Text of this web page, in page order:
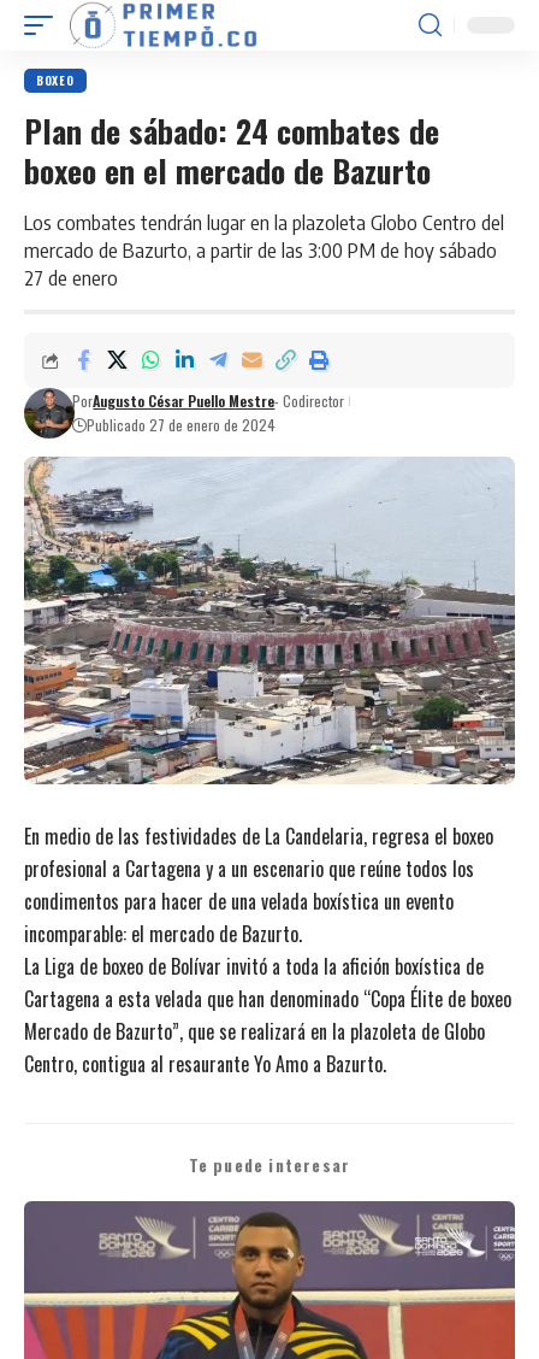
BOXEO
Plan de sábado: 24 combates de
boxeo en el mercado de Bazurto
Los combates tendrán lugar en la plazoleta Globo Centro del
mercado de Bazurto, a partir de las 3:00 PM de hoy sábado
27 de enero
PorAugusto César Puello Mestre- Codirector
Publicado 27 de enero de 2024
En medio de las festividades de La Candelaria, regresa el boxeo
profesional a Cartagena y a un escenario que reúne todos los
condimentos para hacer de una velada boxística un evento
incomparable: el mercado de Bazurto.
La Liga de boxeo de Bolívar invitó a toda la afición boxística de
Cartagena a esta velada que han denominado “Copa Élite de boxeo
Mercado de Bazurto”, que se realizará en la plazoleta de Globo
Centro, contigua al resaurante Yo Amo a Bazurto.
Te puede interesar